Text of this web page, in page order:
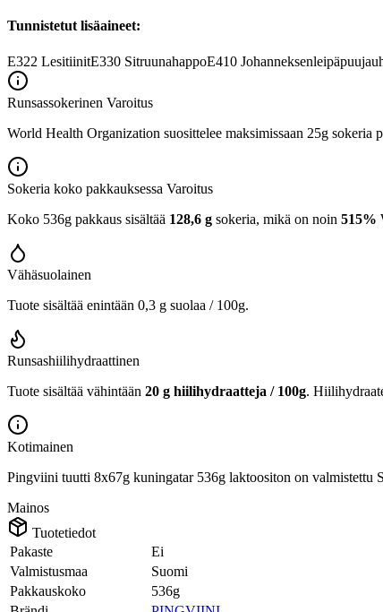
Tunnistetut lisäaineet:
E322 LesitiinitE330 SitruunahappoE410
Runsassokerinen Varoitus
World Health Organization suosittelee maksimissaan 25g sokeria
Sokeria koko pakkauksessa Varoitus
Koko 536g pakkaus sisältää 128,6 g sokeria, mikä on noin 515%
Vähäsuolainen
Tuote sisältää enintään 0,3 g suolaa / 100g.
Runsashiilihydraattinen
Tuote sisältää vähintään 20 g hiilihydraatteja / 100g.
Kotimainen
Pingviini tuutti 8x67g kuningatar 536g laktoositon on valmistettu
Mainos
Tuotetiedot
Pakaste
Ei
Valmistusmaa
Suomi
Pakkauskoko
536g